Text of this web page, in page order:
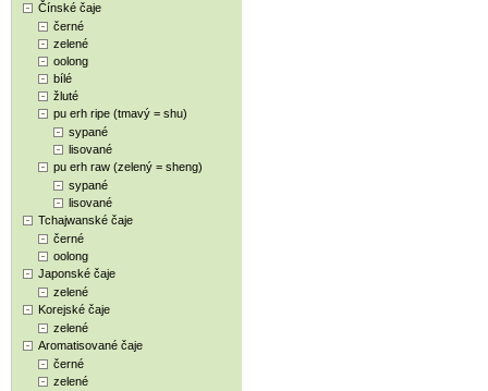
Čínské čaje
černé
zelené
oolong
bílé
žluté
pu erh ripe (tmavý = shu)
sypané
lisované
pu erh raw (zelený = sheng)
sypané
lisované
Tchajwanské čaje
černé
oolong
Japonské čaje
zelené
Korejské čaje
zelené
Aromatisované čaje
černé
zelené